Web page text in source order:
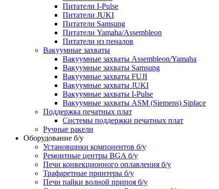
Питатели I-Pulse
Питатели JUKI
Питатели Samsung
Питатели Yamaha/Assembleon
Питатели из пеналов
Вакуумные захваты
Вакуумные захваты Assembleon/Yamaha
Вакуумные захваты Samsung
Вакуумные захваты FUJI
Вакуумные захваты JUKI
Вакуумные захваты I-Pulse
Вакуумные захваты ASM (Siemens) Siplace
Поддержка печатных плат
Системы поддержки печатных плат
Ручные ракели
Оборудование б/у
Установщики компонентов б/у
Ремонтные центры BGA б/у
Печи конвекционного оплавления б/у
Трафаретные принтеры б/у
Печи пайки волной припоя б/у